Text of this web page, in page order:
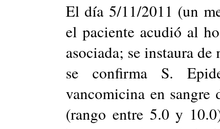
El día 5/11/2011 (un
el paciente acudió al
asociada; se instaura
se confirma S.
vancomicina en
(rango entre 5.0 y